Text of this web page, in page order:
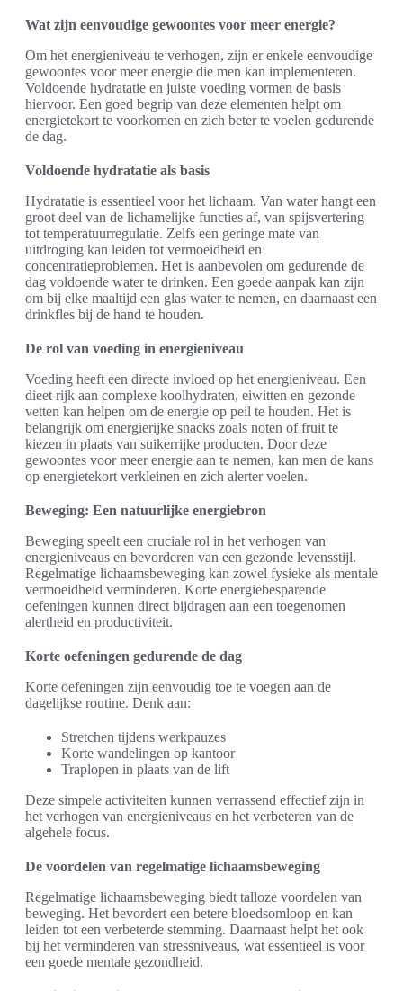
Wat zijn eenvoudige gewoontes voor meer energie?
Om het energieniveau te verhogen, zijn er enkele eenvoudige
gewoontes voor meer energie die men kan implementeren.
Voldoende hydratatie en juiste voeding vormen de basis
hiervoor. Een goed begrip van deze elementen helpt om
energietekort te voorkomen en zich beter te voelen gedurende
de dag.
Voldoende hydratatie als basis
Hydratatie is essentieel voor het lichaam. Van water hangt een
groot deel van de lichamelijke functies af, van spijsvertering
tot temperatuurregulatie. Zelfs een geringe mate van
uitdroging kan leiden tot vermoeidheid en
concentratieproblemen. Het is aanbevolen om gedurende de
dag voldoende water te drinken. Een goede aanpak kan zijn
om bij elke maaltijd een glas water te nemen, en daarnaast een
drinkfles bij de hand te houden.
De rol van voeding in energieniveau
Voeding heeft een directe invloed op het energieniveau. Een
dieet rijk aan complexe koolhydraten, eiwitten en gezonde
vetten kan helpen om de energie op peil te houden. Het is
belangrijk om energierijke snacks zoals noten of fruit te
kiezen in plaats van suikerrijke producten. Door deze
gewoontes voor meer energie aan te nemen, kan men de kans
op energietekort verkleinen en zich alerter voelen.
Beweging: Een natuurlijke energiebron
Beweging speelt een cruciale rol in het verhogen van
energieniveaus en bevorderen van een gezonde levensstijl.
Regelmatige lichaamsbeweging kan zowel fysieke als mentale
vermoeidheid verminderen. Korte energiebesparende
oefeningen kunnen direct bijdragen aan een toegenomen
alertheid en productiviteit.
Korte oefeningen gedurende de dag
Korte oefeningen zijn eenvoudig toe te voegen aan de
dagelijkse routine. Denk aan:
Stretchen tijdens werkpauzes
Korte wandelingen op kantoor
Traplopen in plaats van de lift
Deze simpele activiteiten kunnen verrassend effectief zijn in
het verhogen van energieniveaus en het verbeteren van de
algehele focus.
De voordelen van regelmatige lichaamsbeweging
Regelmatige lichaamsbeweging biedt talloze voordelen van
beweging. Het bevordert een betere bloedsomloop en kan
leiden tot een verbeterde stemming. Daarnaast helpt het ook
bij het verminderen van stressniveaus, wat essentieel is voor
een goede mentale gezondheid.